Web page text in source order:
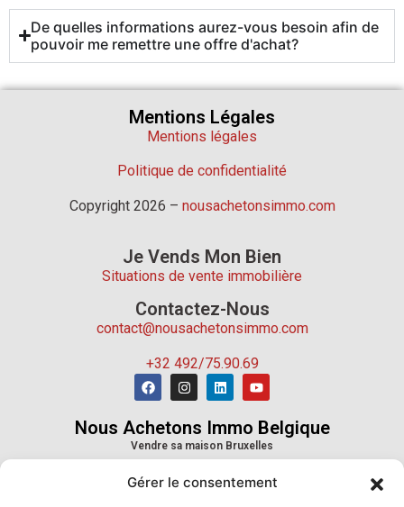
Gérer le consentement
De quelles informations aurez-vous besoin afin de
pouvoir me remettre une offre d'achat?
Mentions Légales
Mentions légales
Politique de confidentialité
Copyright 2026 – nousachetonsimmo.com
Je Vends Mon Bien
Situations de vente immobilière
Contactez-Nous
contact@nousachetonsimmo.com
+32 492/75.90.69
Nous Achetons Immo Belgique
Vendre sa maison Bruxelles
Vendre sa maison Province de Liège